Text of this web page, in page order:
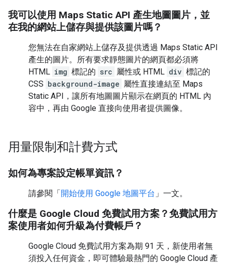
我可以使用 Maps Static API 產生地圖圖片，並
在我的網站上儲存與提供該圖片嗎？
您無法在自家網站上儲存及提供透過 Maps Static API
產生的圖片。所有要求靜態圖片的網頁都必須將
HTML img 標記的 src 屬性或 HTML div 標記的
CSS background-image 屬性直接連結至 Maps
Static API，讓所有地圖圖片顯示在網頁的 HTML 內
容中，再由 Google 直接向使用者提供圖像。
用量限制和計費方式
如何為專案設定帳單資訊？
請參閱「開始使用 Google 地圖平台 」一文。
什麼是 Google Cloud 免費試用方案？免費試用方
案使用者如何升級為付費帳戶？
Google Cloud 免費試用方案為期 91 天，新使用者無
須投入任何資金，即可體驗最熱門的 Google Cloud 產